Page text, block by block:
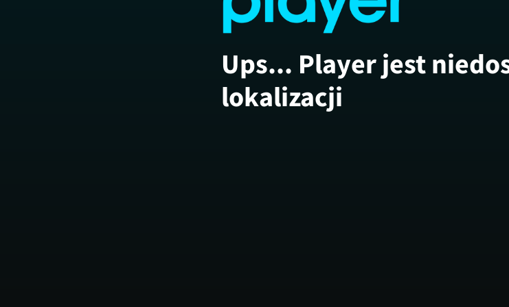
Ups... Player jest
lokalizacji